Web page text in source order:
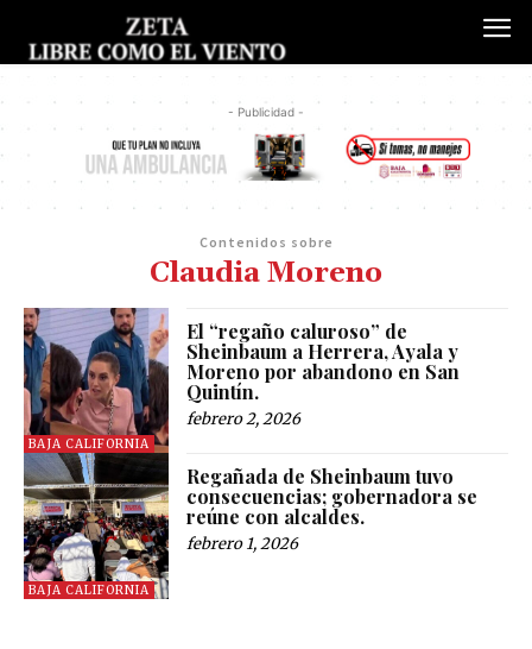
- Publicidad -
Contenidos sobre
Claudia Moreno
BAJA CALIFORNIA
El “regaño caluroso” de
Sheinbaum a Herrera, Ayala y
Moreno por abandono en San
Quintín.
febrero 2, 2026
BAJA CALIFORNIA
Regañada de Sheinbaum tuvo
consecuencias; gobernadora se
reúne con alcaldes.
febrero 1, 2026